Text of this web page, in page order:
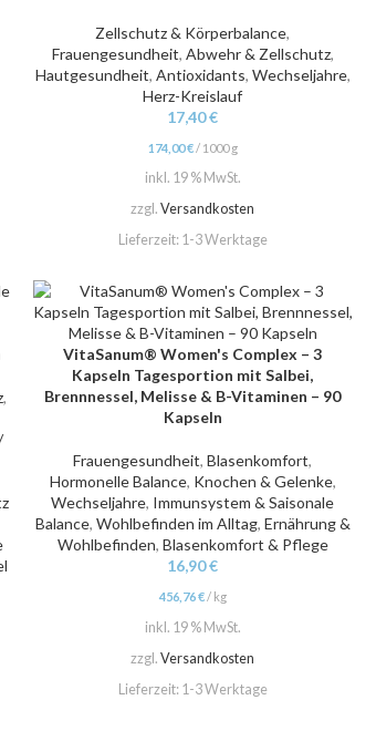
Zellschutz & Körperbalance,
Frauengesundheit, Abwehr & Zellschutz,
Hautgesundheit, Antioxidants, Wechseljahre,
Herz-Kreislauf
17,40€
174,00€/ 1000 g
inkl. 19 % MwSt.
zzgl.Versandkosten
Lieferzeit: 1-3 Werktage
,
IN DEN WARENKORB
VitaSanum® Women's Complex – 3
Kapseln Tagesportion mit Salbei,
Brennnessel, Melisse & B-Vitaminen – 90
Kapseln
Frauengesundheit,Blasenkomfort,
Hormonelle Balance, Knochen & Gelenke,
Wechseljahre, Immunsystem & Saisonale
Balance, Wohlbefinden im Alltag, Ernährung &
Wohlbefinden, Blasenkomfort & Pflege
16,90€
456,76€/ kg
inkl. 19 % MwSt.
zzgl.Versandkosten
Lieferzeit: 1-3 Werktage